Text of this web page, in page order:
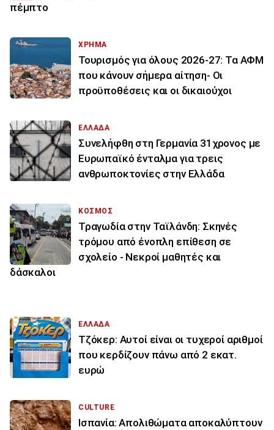
πέμπτο
ΧΡΗΜΑ
Τουρισμός για όλους 2026-27: Τα ΑΦΜ
που κάνουν σήμερα αίτηση- Οι
προϋποθέσεις και οι δικαιούχοι
ΕΛΛΑΔΑ
Συνελήφθη στη Γερμανία 31χρονος με
Ευρωπαϊκό ένταλμα για τρεις
ανθρωποκτονίες στην Ελλάδα
ΚΟΣΜΟΣ
Τραγωδία στην Ταϊλάνδη: Σκηνές
τρόμου από ένοπλη επίθεση σε
σχολείο - Νεκροί μαθητές και
δάσκαλοι
ΕΛΛΑΔΑ
Τζόκερ: Αυτοί είναι οι τυχεροί αριθμοί
που κερδίζουν πάνω από 2 εκατ.
ευρώ
CULTURE
Ισπανία: Απολιθώματα αποκαλύπτουν